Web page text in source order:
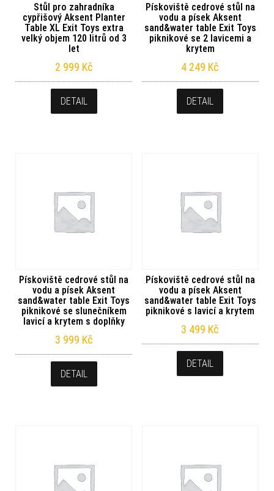
Stůl pro zahradníka
cypřišový Aksent Planter
Table XL Exit Toys extra
velký objem 120 litrů od 3
let
2 999 Kč
DETAIL
Pískoviště cedrové stůl na
vodu a písek Aksent
sand&water table Exit Toys
piknikové se 2 lavicemi a
krytem
4 249 Kč
DETAIL
Pískoviště cedrové stůl na
vodu a písek Aksent
sand&water table Exit Toys
piknikové se slunečníkem
lavicí a krytem s doplňky
3 999 Kč
DETAIL
Pískoviště cedrové stůl na
vodu a písek Aksent
sand&water table Exit Toys
piknikové s lavicí a krytem
3 499 Kč
DETAIL